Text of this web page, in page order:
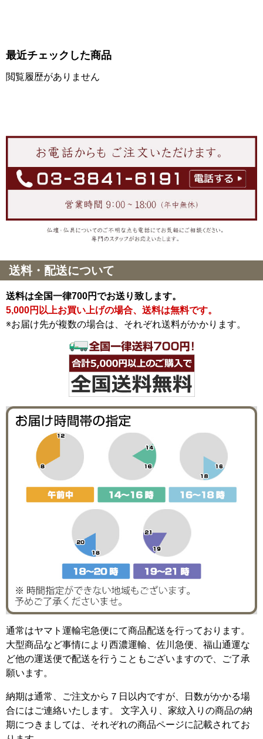
最近チェックした商品
閲覧履歴がありません
送料・配送について
送料は全国一律700円でお送り致します。
5,000円以上お買い上げの場合、送料は無料です。
※お届け先が複数の場合は、それぞれ送料がかかります。
通常はヤマト運輸宅急便にて商品配送を行っております。
大型商品など事情により西濃運輸、佐川急便、福山通運な
ど他の運送便で配送を行うこともございますので、ご了承
願います。
納期は通常、ご注文から７日以内ですが、日数がかかる場
合にはご連絡いたします。 文字入り、家紋入りの商品の納
期につきましては、それぞれの商品ページに記載されてお